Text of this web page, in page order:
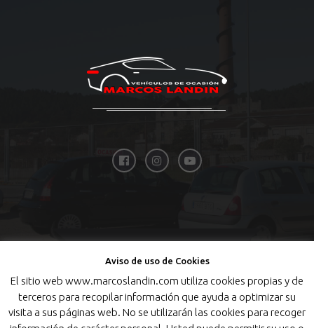
Aviso de uso de Cookies
El sitio web www.marcoslandin.com utiliza cookies propias y de
terceros para recopilar información que ayuda a optimizar su
visita a sus páginas web. No se utilizarán las cookies para recoger